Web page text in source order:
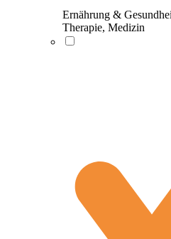
Ernährung &
Therapie, Medizin